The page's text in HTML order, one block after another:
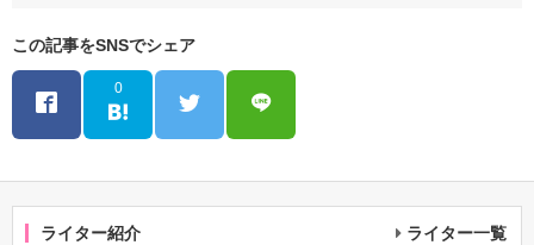
この記事をSNSでシェア
0
ライター紹介 ライター一覧